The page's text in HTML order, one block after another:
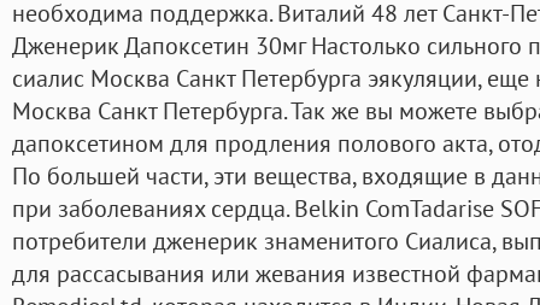
необходима поддержка. Виталий 48 лет Санкт-
Дженерик Дапоксетин 30мг Настолько сильного
сиалис Москва Санкт Петербурга эякуляции, еще
Москва Санкт Петербурга. Так же вы можете
дапоксетином для продления полового акта,
По большей части, эти вещества, входящие в
при заболеваниях сердца. Belkin ComTadarise
потребители дженерик знаменитого Сиалиса,
для рассасывания или жевания известной